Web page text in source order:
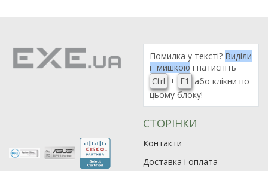
Рейтинг EXE.ua:
974
90
Помилка у тексті? Виділи
її мишкою і натисніть
Ctrl + F1
або клікни по
цьому блоку!
СТОРІНКИ
Контакти
Доставка і оплата